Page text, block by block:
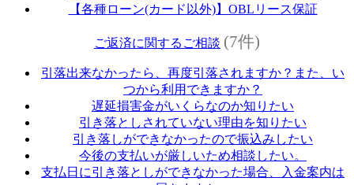
【各種ローン(カード以外)】OBLリース保証
ご返済に関するご相談 (7件)
引落出来なかったら、再度引落されますか？また、い
つから利用できますか？
遅延損害金がいくらなのか知りたい
引き落としされていない理由を知りたい
引き落しができなかったので振込みしたい
今後の支払いが厳しいため相談したい。
支払日に引き落としができなかった場合、入金案内は